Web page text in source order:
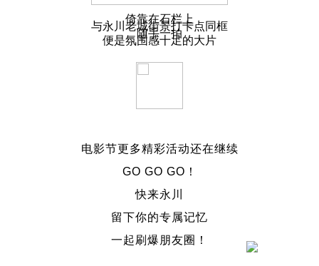
倚靠在石栏上
与永川老城街景打卡点同框
随手一拍
便是氛围感十足的大片
电影节更多精彩活动还在继续
GO GO GO！
快来永川
留下你的专属记忆
一起刷爆朋友圈！